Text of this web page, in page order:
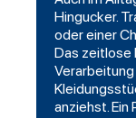
Hingucker.
oder einer
Das zeitlose
anziehst. Ein